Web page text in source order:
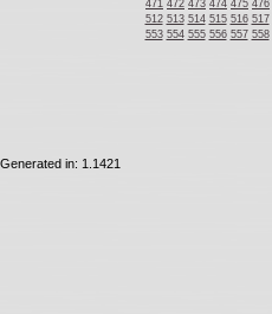
471 472 473 474 475 476
512 513 514 515 516 517
553 554 555 556 557 558
Generated in: 1.1421